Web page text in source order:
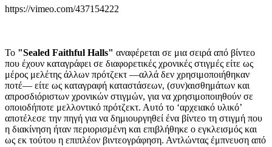
https://vimeo.com/437154222
Το "Sealed Faithful Halls" αναφέρεται σε μια σειρά από βίντεο
που έχουν καταγράφει σε διαφορετικές χρονικές στιγμές είτε ως
μέρος μελέτης άλλων πρότζεκτ —αλλά δεν χρησιμοποιήθηκαν
ποτέ— είτε ως καταγραφή καταστάσεων, (συν)αισθημάτων και
απροσδιόριστων χρονικών στιγμών, για να χρησιμοποιηθούν σε
οποιοδήποτε μελλοντικό πρότζεκτ. Αυτό το ‘αρχειακό υλικό’
αποτέλεσε την πηγή για να δημιουργηθεί ένα βίντεο τη στιγμή που
η διακίνηση ήταν περιορισμένη και επιβλήθηκε ο εγκλεισμός και
ως εκ τούτου η επιπλέον βιντεογράφηση. Αντλώντας έμπνευση από